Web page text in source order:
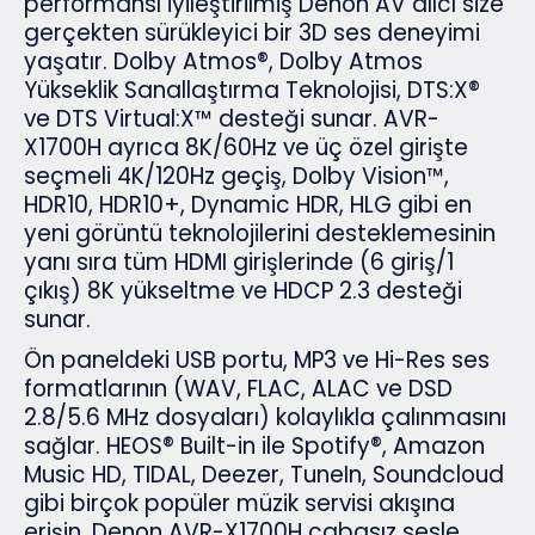
gerçekten sürükleyici bir 3D ses deneyimi
yaşatır. Dolby Atmos®, Dolby Atmos
Yükseklik Sanallaştırma Teknolojisi, DTS:X®
ve DTS Virtual:X™ desteği sunar. AVR-
X1700H ayrıca 8K/60Hz ve üç özel girişte
seçmeli 4K/120Hz geçiş, Dolby Vision™,
HDR10, HDR10+, Dynamic HDR, HLG gibi en
yeni görüntü teknolojilerini desteklemesinin
yanı sıra tüm HDMI girişlerinde (6 giriş/1
çıkış) 8K yükseltme ve HDCP 2.3 desteği
sunar.
Ön paneldeki USB portu, MP3 ve Hi-Res ses
formatlarının (WAV, FLAC, ALAC ve DSD
2.8/5.6 MHz dosyaları) kolaylıkla çalınmasını
sağlar. HEOS® Built-in ile Spotify®, Amazon
Music HD, TIDAL, Deezer, TuneIn, Soundcloud
gibi birçok popüler müzik servisi akışına